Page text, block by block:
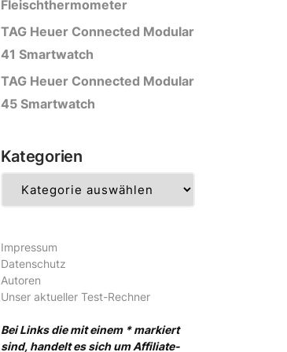
Fleischthermometer
TAG Heuer Connected Modular
41 Smartwatch
TAG Heuer Connected Modular
45 Smartwatch
Kategorien
Impressum
Datenschutz
Autoren
Unser aktueller Test-Rechner
Bei Links die mit einem * markiert
sind, handelt es sich um Affiliate-